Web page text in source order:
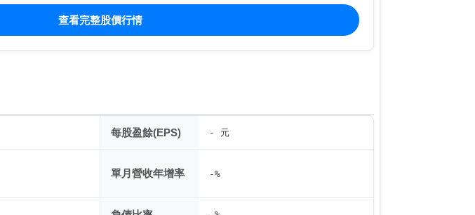
查看完整股價行情
每股盈餘(EPS) - 元
單月營收年增率 -%